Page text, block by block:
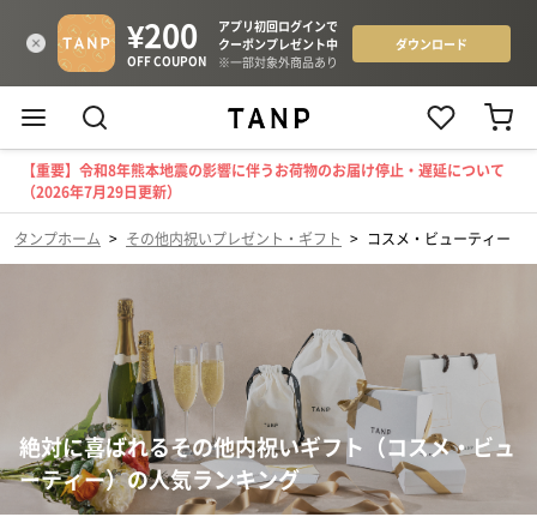
【重要】令和8年熊本地震の影響に伴うお荷物のお届け停止・遅延について
（2026年7月29日更新）
タンプホーム > その他内祝いプレゼント・ギフト > コスメ・ビューティー
絶対に喜ばれるその他内祝いギフト（コスメ・ビュ
ーティー）の人気ランキング